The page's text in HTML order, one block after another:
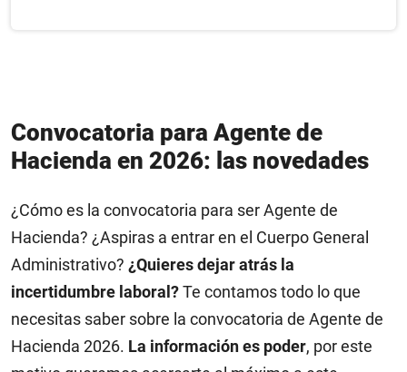
Convocatoria para Agente de
Hacienda en 2026: las novedades
¿Cómo es la convocatoria para ser Agente de
Hacienda? ¿Aspiras a entrar en el Cuerpo General
Administrativo? ¿Quieresdejar atrás la
incertidumbre laboral?Te contamos todo lo que
necesitas saber sobre la convocatoria de Agente de
Hacienda 2026. La información es poder, por este